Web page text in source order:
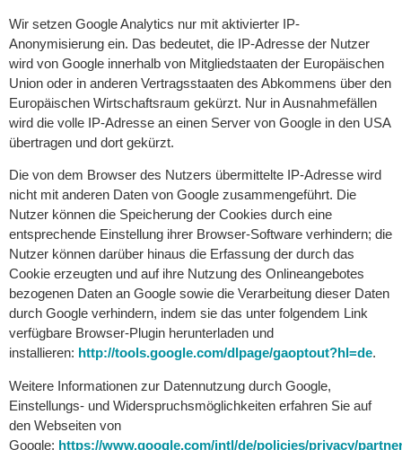
Wir setzen Google Analytics nur mit aktivierter IP-
Anonymisierung ein. Das bedeutet, die IP-Adresse der Nutzer
wird von Google innerhalb von Mitgliedstaaten der Europäischen
Union oder in anderen Vertragsstaaten des Abkommens über den
Europäischen Wirtschaftsraum gekürzt. Nur in Ausnahmefällen
wird die volle IP-Adresse an einen Server von Google in den USA
übertragen und dort gekürzt.
Die von dem Browser des Nutzers übermittelte IP-Adresse wird
nicht mit anderen Daten von Google zusammengeführt. Die
Nutzer können die Speicherung der Cookies durch eine
entsprechende Einstellung ihrer Browser-Software verhindern; die
Nutzer können darüber hinaus die Erfassung der durch das
Cookie erzeugten und auf ihre Nutzung des Onlineangebotes
bezogenen Daten an Google sowie die Verarbeitung dieser Daten
durch Google verhindern, indem sie das unter folgendem Link
verfügbare Browser-Plugin herunterladen und
installieren: http://tools.google.com/dlpage/gaoptout?hl=de.
Weitere Informationen zur Datennutzung durch Google,
Einstellungs- und Widerspruchsmöglichkeiten erfahren Sie auf
den Webseiten von
Google: https://www.google.com/intl/de/policies/privacy/